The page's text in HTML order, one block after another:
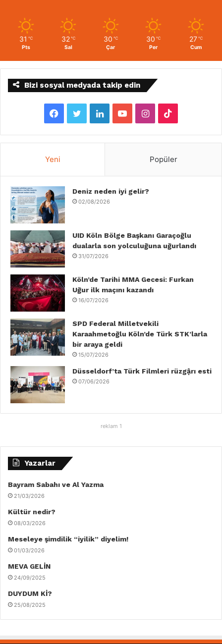
31 ℃
Pts
32 ℃
Sal
30 ℃
Çar
30 ℃
Per
27 ℃
Cum
Bizi sosyal medyada takip edin
a
b
o
o
k
w
t
r
L
i
e
I
n
o
u
e
I
n
r
i
Yeni Popüler
Deniz neden iyi gelir?
02/08/2026
UID Köln Bölge Başkanı Garaçoğlu
dualarla son yolculuğuna uğurlandı
31/07/2026
Köln’de Tarihi MMA Gecesi: Furkan
Uğur ilk maçını kazandı
16/07/2026
SPD Federal Milletvekili
Karaahmetoğlu Köln’de Türk STK’larla
bir araya geldi
15/07/2026
Düsseldorf’ta Türk Filmleri rüzgậrı esti
07/06/2026
reklam 1
Yazarlar
Bayram Sabahı ve Al Yazma
21/03/2026
Kültür nedir?
08/03/2026
Meseleye şimdilik “iyilik” diyelim!
01/03/2026
MEVA GELİN
24/09/2025
DUYDUM Kİ?
25/08/2025